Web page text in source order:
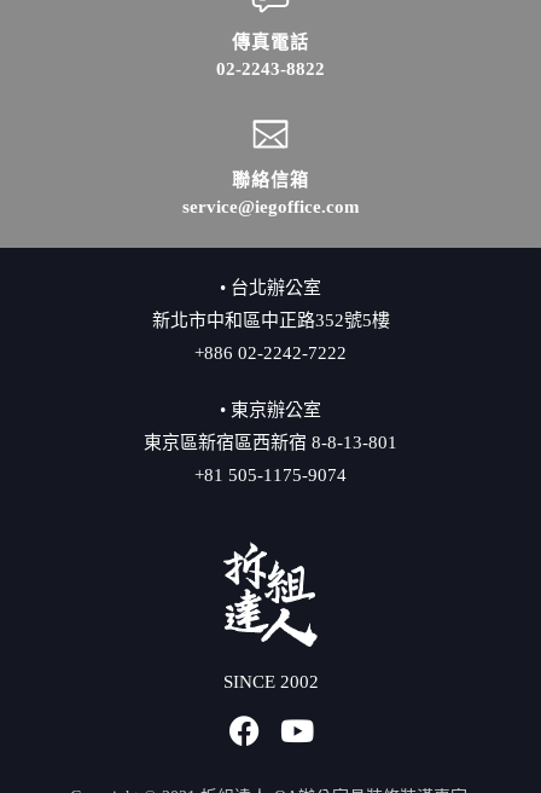
傳真電話
02-2243-8822
聯絡信箱
service@iegoffice.com
• 台北辦公室
新北市中和區中正路352號5樓
+886 02-2242-7222
• 東京辦公室
東京區新宿區西新宿 8-8-13-801
+81 505-1175-9074
SINCE 2002